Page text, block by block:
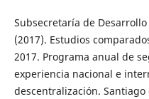
Subsecretaría de
(2017). Estudios
2017. Programa anual de
experiencia nacional e
descentralización. Santiago